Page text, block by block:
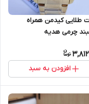
طلایی کیدمن همراه
چرمی هدیه
افزودن به سبد